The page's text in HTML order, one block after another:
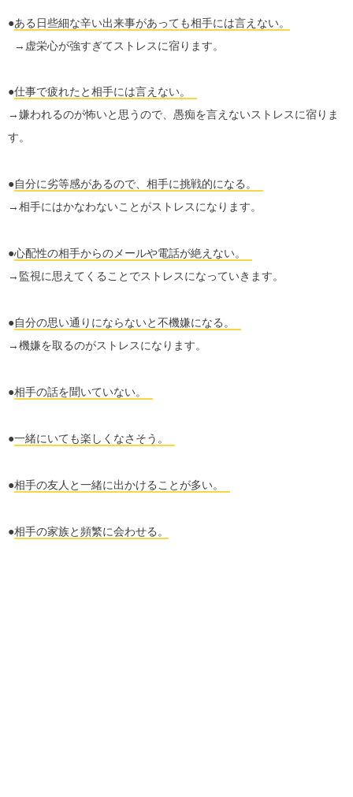
●ある日些細な辛い出来事があっても相手には言えない。
→虚栄心が強すぎてストレスに宿ります。
●仕事で疲れたと相手には言えない。
→嫌われるのが怖いと思うので、愚痴を言えないストレスに宿りま
す。
●自分に劣等感があるので、相手に挑戦的になる。
→相手にはかなわないことがストレスになります。
●心配性の相手からのメールや電話が絶えない。
→監視に思えてくることでストレスになっていきます。
●自分の思い通りにならないと不機嫌になる。
→機嫌を取るのがストレスになります。
●相手の話を聞いていない。
●一緒にいても楽しくなさそう。
●相手の友人と一緒に出かけることが多い。
●相手の家族と頻繁に会わせる。